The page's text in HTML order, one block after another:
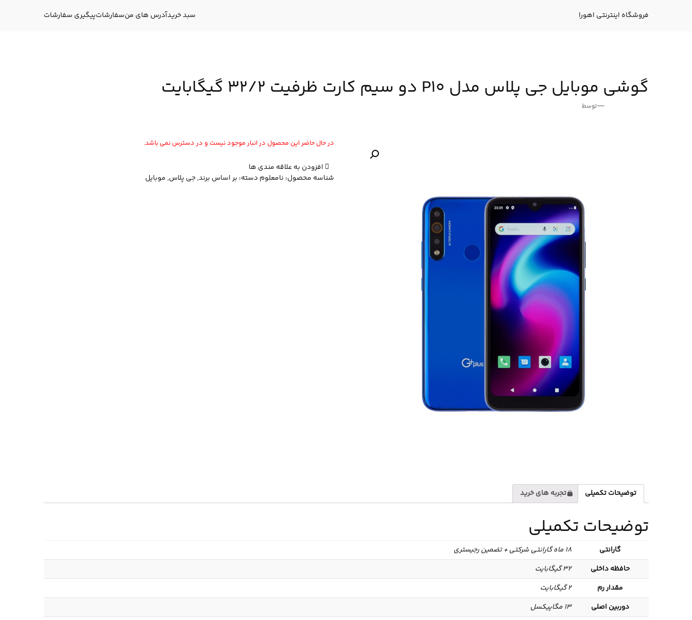
فروشگاه اینترنتی اهورا سبد خریدآدرس های منسفارشاتپیگیری سفارشات
گوشی موبایل جی پلاس مدل P10 دو سیم کارت ظرفیت 32/2 گیگابایت
—توسط
در حال حاضر این محصول در انبار موجود نیست و در دسترس نمی باشد.
افزودن به علاقه مندی ها
شناسه محصول: نامعلوم دسته: بر اساس برند,جی پلاس,موبایل
توضیحات تکمیلی تجربه های خرید
توضیحات تکمیلی
گارانتی
18 ماه گارانتی شرکتی + تضمین رجیستری
حافظه داخلی
32 گیگابایت
مقدار رم
2 گیگابایت
دوربین اصلی
13 مگاپیکسل